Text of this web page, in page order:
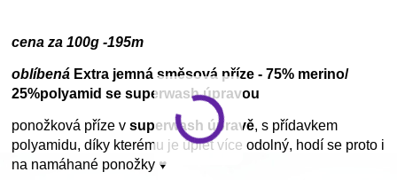
cena za 100g -195m
oblíbená Extra jemná směsová příze - 75% merino/
25%polyamid se superwash úpravou
ponožková příze vsuperwash úpravě, s přídavkem
polyamidu, díky kterému je úplet více odolný, hodí se proto i
na namáhané ponožky ♥